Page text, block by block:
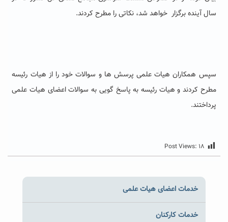
سال آینده برگزار خواهد شد، نکاتی را مطرح کردند.
سپس همکاران هیات علمی پرسش ها و سوالات خود را از هیات رئیسه
مطرح کردند و هیات رئیسه به پاسخ گویی به سوالات اعضای هیات علمی
پرداختند.
Post Views: ۱۸
خدمات اعضای هیات علمی
خدمات کارکنان